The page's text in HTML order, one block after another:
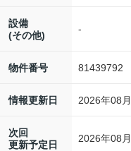
設備
(その他)
-
物件番号 81439792
情報更新日 2026年08
次回
更新予定日
2026年08